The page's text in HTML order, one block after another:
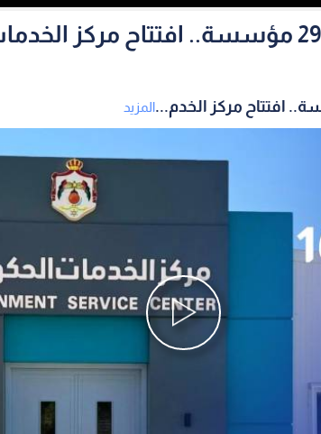
يقدم 167 خدمة من 29 مؤسسة.. افتتاح
المزيد